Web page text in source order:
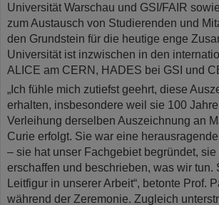
Universität Warschau und GSI/FAIR
zum Austausch von Studierenden und
den Grundstein für die heutige enge
Universität ist inzwischen in den
ALICE am CERN, HADES bei GSI und
„Ich fühle mich zutiefst geehrt, diese
erhalten, insbesondere weil sie 100
Verleihung derselben Auszeichnung an
Curie erfolgt. Sie war eine
– sie hat unser Fachgebiet begründet,
erschaffen und beschrieben, was wir tun.
Leitfigur in unserer Arbeit“, betonte Prof.
während der Zeremonie. Zugleich